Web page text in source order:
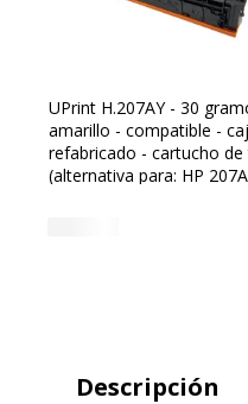
UPrint H.207AY - 30
amarillo - compatible -
refabricado - cartucho
(alternativa para: HP
Descripción